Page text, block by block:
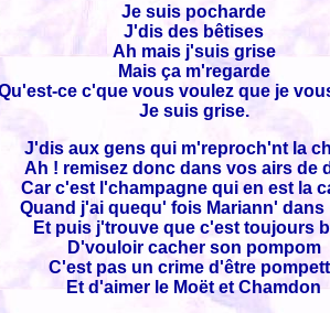
Je suis pocharde
J'dis des bêtises
Ah mais j'suis grise
Mais ça m'regarde
ce c'que vous voulez que je
Je suis grise.
J'dis aux gens qui m'reproch'nt la
Ah ! remisez donc dans vos airs de
Car c'est l'champagne qui en est la
Quand j'ai quequ' fois Mariann' dans
Et puis j'trouve que c'est toujours
D'vouloir cacher son pompom
C'est pas un crime d'être
Et d'aimer le Moët et Chamdon